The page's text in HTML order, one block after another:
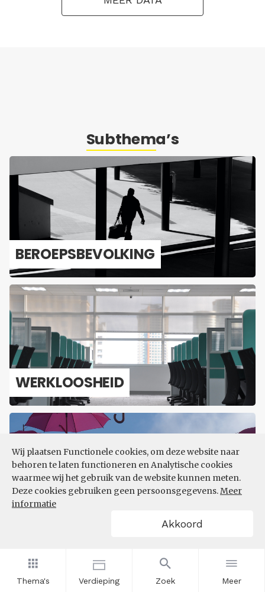
Thema's Verdieping Zoek Meer
Wij plaatsen Functionele cookies, om deze website naar
behoren te laten functioneren en Analytische cookies
waarmee wij het gebruik van de website kunnen meten.
Deze cookies gebruiken geen persoonsgegevens.Meer
informatie
Akkoord
Subthema’s
BE­ROEPS­BE­VOL­KING
WERK­LOOS­HEID
SO­CI­A­LE ZE­KER­HEID